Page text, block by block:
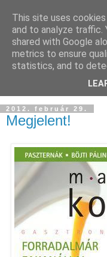
2012. február 29.
Megjelent!
This site uses
and to analyze traffic.
shared with Google
metrics to ensure
statistics, and to